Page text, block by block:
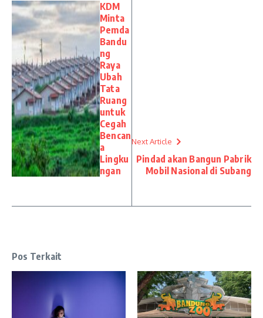
KDM
Minta
Pemda
Bandu
ng
Raya
Ubah
Tata
Ruang
untuk
Cegah
Bencan
a
Lingku
ngan
Next Article
Pindad akan Bangun Pabrik
Mobil Nasional di Subang
Pos Terkait